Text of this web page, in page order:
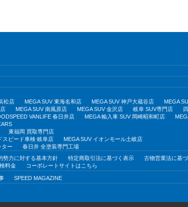
松店 MEGA SUV 東海名和店 MEGA SUV 神戸大蔵谷店
MEGA
MEGA SUV 南風原店 MEGA SUV 金沢店 岐阜 SUV専門店
VANLIFE 春日井店 MEGA 輸入車 SUV 岡崎昭和町店
東福岡 買取専門店
スピード車検 岐阜店
MEGA SUV イオンモール土岐店
ター
春日井 全塗装専門工場
勢力に対する基本方針 特定商取引法に基づく表示
古物営業法に基
料金
コーポレートサイトはこちら
SPEED MAGAZINE